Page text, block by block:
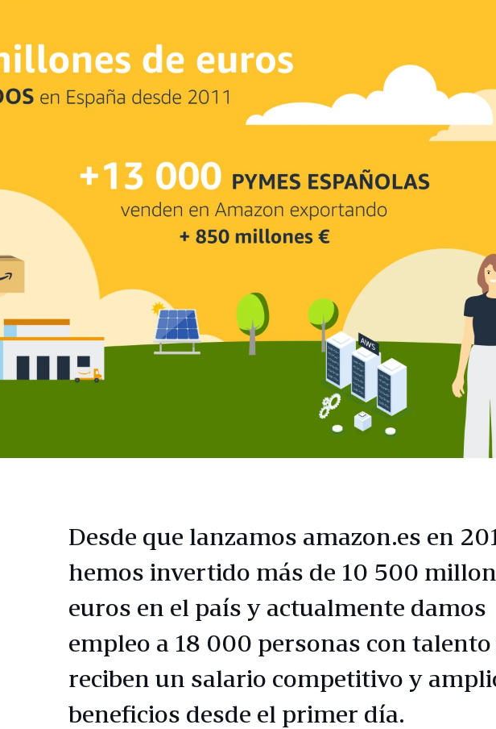
Desde que lanzamos amazon.es en
hemos invertido más de 10 500
euros en el país y actualmente damos
empleo a 18 000 personas con talento
reciben un salario competitivo y
beneficios desde el primer día.